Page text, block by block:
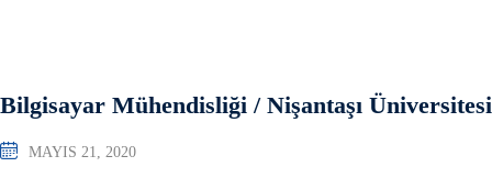
Bilgisayar Mühendisliği / Nişantaşı Üniversitesi
MAYIS 21, 2020